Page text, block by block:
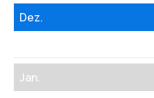
Dez.
Jan.